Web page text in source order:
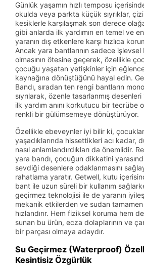
Günlük yaşamın hızlı temposu
okulda veya parkta küçük sıyrıklar,
kesiklerle karşılaşmak son derece
gibi anlarda ilk yardımın en temel ve
yaranın dış etkenlere karşı hızlıca
Ancak yara bantlarının sadece
olmasının ötesine geçerek, özellikle
çocuğu yaşatan yetişkinler için
kaynağına dönüştüğünü hayal edin.
Bandı, sıradan ten rengi bantların
sıyrılarak, özenle tasarlanmış
ilk yardım anını korkutucu bir tecrübe
renkli bir gülümsemeye dönüştürüyor.
Özellikle ebeveynler iyi bilir ki,
yaşadıklarında hissettikleri acı kadar,
nasıl anlamlandırdıkları da önemlidir.
yara bandı, çocuğun dikkatini
sevdiği desenlere odaklanmasını
rahatlama yaratır. Getwell, kutu
bant ile uzun süreli bir kullanım
geçirmez teknolojisi ile de yaranın
mekanik etkilerden ve sudan
hızlandırır. Hem fiziksel koruma hem
sunan bu ürün, ecza dolaplarının ve
bir parçası olmaya adaydır.
Su Geçirmez (Waterproof)
Kesintisiz Özgürlük